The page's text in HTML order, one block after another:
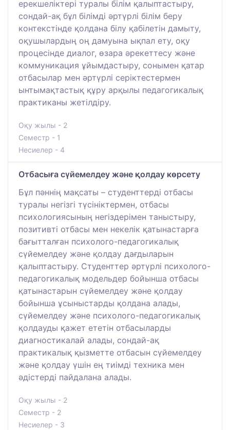
ерекшеліктері туралы білім қалыптастыру,
сондай-ақ бұл білімді әртүрлі білім беру
контекстінде қолдана білу қабілетін дамыту,
оқушылардың оң дамуына ықпал ету, оқу
процесінде диалог, өзара әрекеттесу және
коммуникация ұйымдастыру, сонымен қатар
отбасылар мен әртүрлі серіктестермен
ынтымақтастық құру арқылы педагогикалық
практиканы жетілдіру.
Оқу жылы - 2
Семестр - 1
Несиелер - 4
Отбасыға сүйемелдеу және қолдау көрсету
Бұл пәннің мақсаты – студенттерді отбасы
туралы негізгі түсініктермен, отбасы
психологиясының негіздерімен таныстыру,
позитивті отбасы мен некелік қатынастарға
бағытталған психолого-педагогикалық
сүйемелдеу және қолдау дағдыларын
қалыптастыру. Студенттер әртүрлі психолого-
педагогикалық модельдер бойынша отбасы
қатынастарын сүйемелдеу және қолдау
бойынша ұсыныстарды қолдана алады,
сүйемелдеу және психолого-педагогикалық
қолдауды қажет ететін отбасыларды
диагностикалай алады, сондай-ақ
практикалық қызметте отбасын сүйемелдеу
және қолдау үшін ең тиімді техника мен
әдістерді пайдалана алады.
Оқу жылы - 2
Семестр - 2
Несиелер - 3